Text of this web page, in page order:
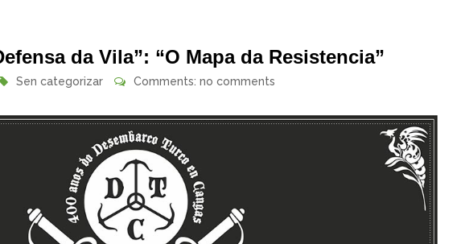
da Vila”: “O Mapa da Resistencia”
Sen categorizar Comments: no comments